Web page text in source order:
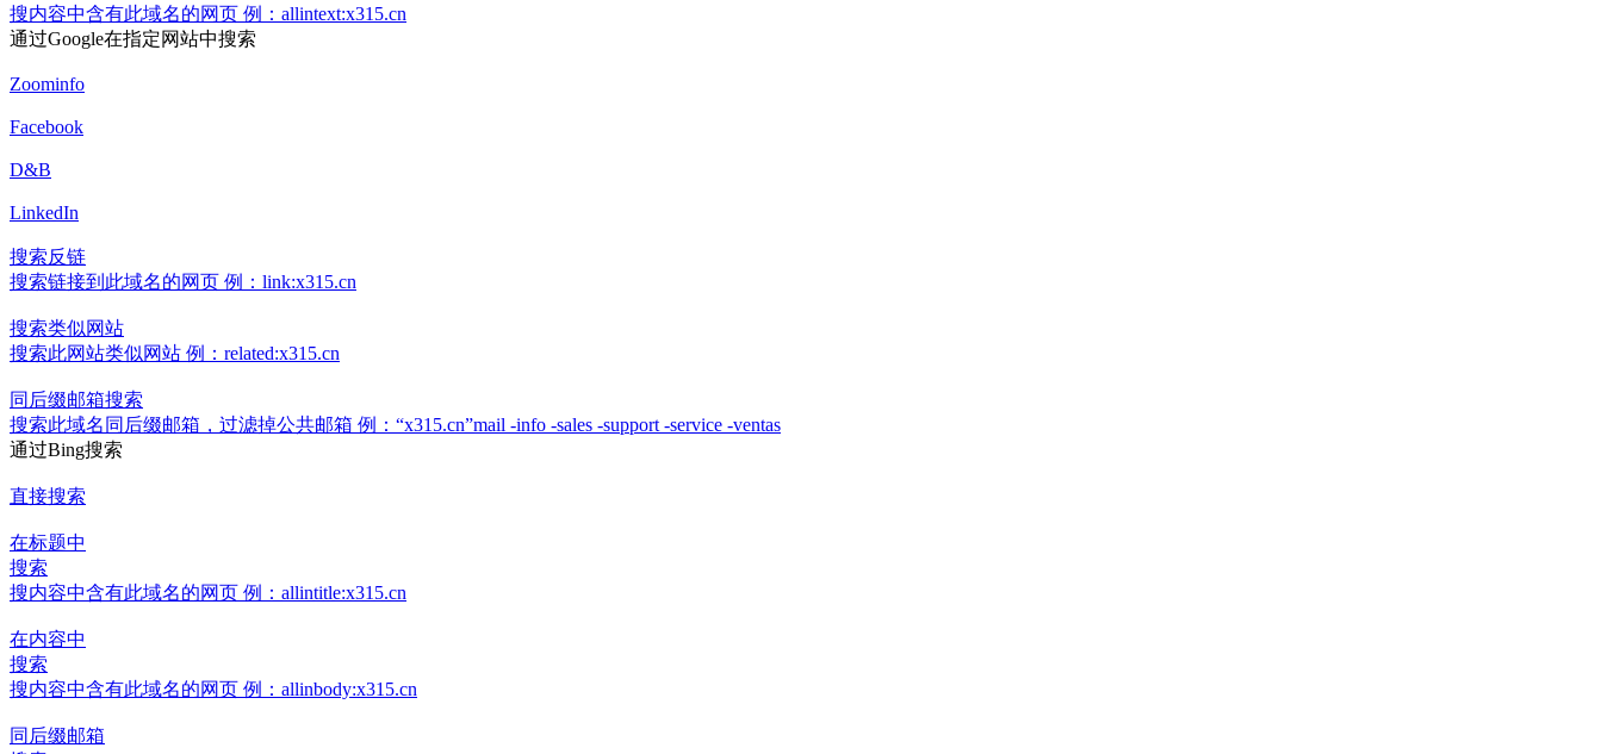
搜内容中含有此域名的网页 例：allintext:x315.cn
通过Google在指定网站中搜索
Zoominfo
Facebook
D&B
LinkedIn
搜索反链
搜索链接到此域名的网页 例：link:x315.cn
搜索类似网站
搜索此网站类似网站 例：related:x315.cn
同后缀邮箱搜索
搜索此域名同后缀邮箱，过滤掉公共邮箱 例：“x315.cn”mail -info -sales -support -service -ventas
通过Bing搜索
直接搜索
在标题中
搜索
搜内容中含有此域名的网页 例：allintitle:x315.cn
在内容中
搜索
搜内容中含有此域名的网页 例：allinbody:x315.cn
同后缀邮箱